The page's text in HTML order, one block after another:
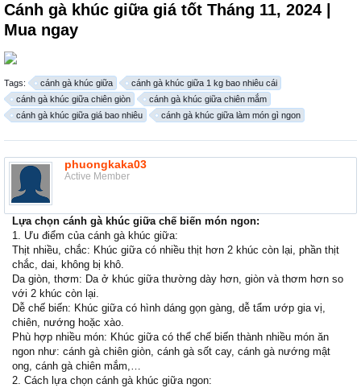
Cánh gà khúc giữa giá tốt Tháng 11, 2024 |
Mua ngay
Tags: cánh gà khúc giữa
cánh gà khúc giữa 1 kg bao nhiêu cái
cánh gà khúc giữa chiên giòn
cánh gà khúc giữa chiên mắm
cánh gà khúc giữa giá bao nhiêu
cánh gà khúc giữa làm món gì ngon
phuongkaka03
Active Member
Lựa chọn cánh gà khúc giữa chế biến món ngon:
1. Ưu điểm của cánh gà khúc giữa:
Thịt nhiều, chắc: Khúc giữa có nhiều thịt hơn 2 khúc còn lại, phần thịt
chắc, dai, không bị khô.
Da giòn, thơm: Da ở khúc giữa thường dày hơn, giòn và thơm hơn so
với 2 khúc còn lại.
Dễ chế biến: Khúc giữa có hình dáng gọn gàng, dễ tẩm ướp gia vị,
chiên, nướng hoặc xào.
Phù hợp nhiều món: Khúc giữa có thể chế biến thành nhiều món ăn
ngon như: cánh gà chiên giòn, cánh gà sốt cay, cánh gà nướng mật
ong, cánh gà chiên mắm,…
2. Cách lựa chọn cánh gà khúc giữa ngon: